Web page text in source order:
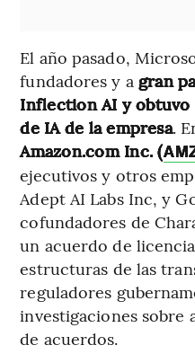
El año pasado,
fundadores y a gran
Inflection AI y
de IA de la empresa.
Amazon.com Inc. (
ejecutivos y otros
Adept AI Labs Inc, y
cofundadores de
un acuerdo de
estructuras de las
reguladores
investigaciones sobre
de acuerdos.